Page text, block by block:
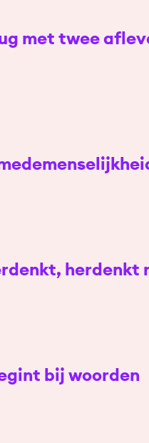
met twee
herdenkt
bij woorden